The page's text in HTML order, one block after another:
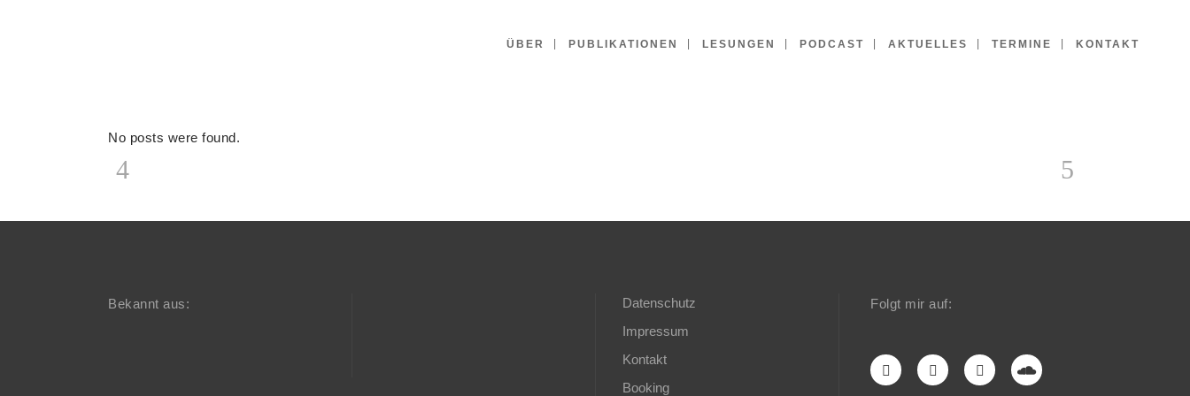
ÜBER PUBLIKATIONEN LESUNGEN PODCAST AKTUELLES TERMINE KONTAKT
No posts were found.
Bekannt aus:
Datenschutz
Impressum
Kontakt
Booking
Folgt mir auf: